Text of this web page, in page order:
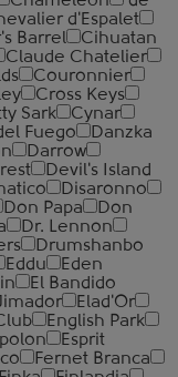
d'Espalet
Barrel
Cihuatan
Claude Chatelier
Couronnier
Cross Keys
Sark
Cynar
Fuego
Danzka
Darrow
Devil's Island
Disaronno
Don Papa
Don
Dr. Lennon
Drumshanbo
Eddu
Eden
El Bandido
Elad'Or
English Park
Esprit
Fernet Branca